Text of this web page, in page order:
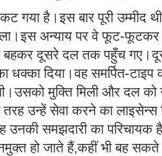
गया है।इस बार पूरी उम्मीद
अन्याय पर वे फूट-
वे बहकर दूसरे दल तक पहुँच
धक्का दिया।वह समर्पित-
मुक्ति मिली और दल
तरह उन्हें सेवा करने का
उनकी समझदारी का
हो जाते हैं,कहीं भी बह